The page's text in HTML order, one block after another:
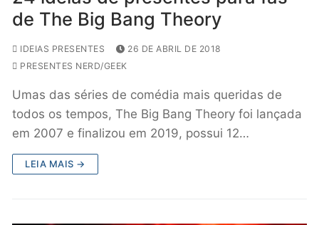
de The Big Bang Theory
IDEIAS PRESENTES
26 DE ABRIL DE 2018
PRESENTES NERD/GEEK
Umas das séries de comédia mais queridas de
todos os tempos, The Big Bang Theory foi lançada
em 2007 e finalizou em 2019, possui 12…
LEIA MAIS →